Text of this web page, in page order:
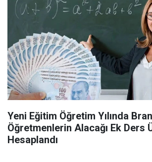
Yeni Eğitim Öğretim Yılında
Öğretmenlerin Alacağı Ek Ders
Hesaplandı